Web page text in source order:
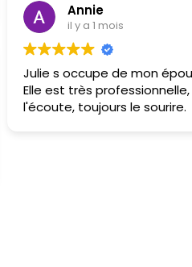
Annie
il y a 1 mois
Julie s occupe de mon
Elle est très
l'écoute, toujours le sourire.